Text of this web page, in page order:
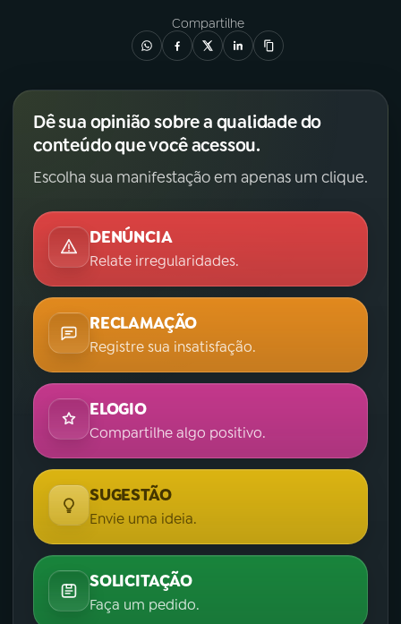
Compartilhe
Dê sua opinião sobre a qualidade do
conteúdo que você acessou.
Escolha sua manifestação em apenas um clique.
DENÚNCIA
Relate irregularidades.
RECLAMAÇÃO
Registre sua insatisfação.
ELOGIO
Compartilhe algo positivo.
SUGESTÃO
Envie uma ideia.
SOLICITAÇÃO
Faça um pedido.